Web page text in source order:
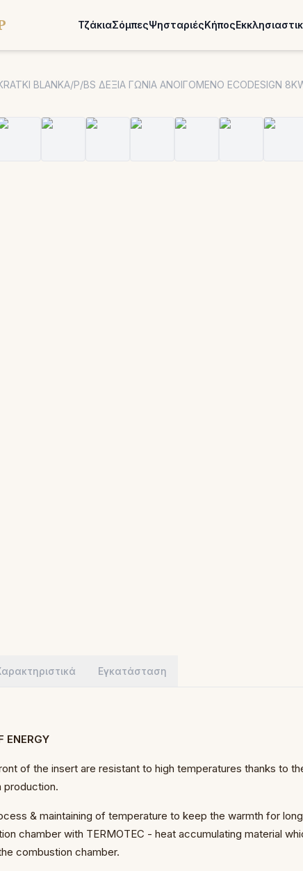
ΤζάκιαΣόμπεςΨησταριέςΚήπος
BLANKA/P/BS ΔΕΞΙΑ ΓΩΝΙΑ ΑΝΟΙΓΟΜΕΝΟ ECODESIGN
Εγκατάσταση
ENERGY
of the insert are resistant to high temperatures thanks to
production.
& maintaining of temperature to keep the warmth for
chamber with TERMOTEC - heat accumulating material
combustion chamber.